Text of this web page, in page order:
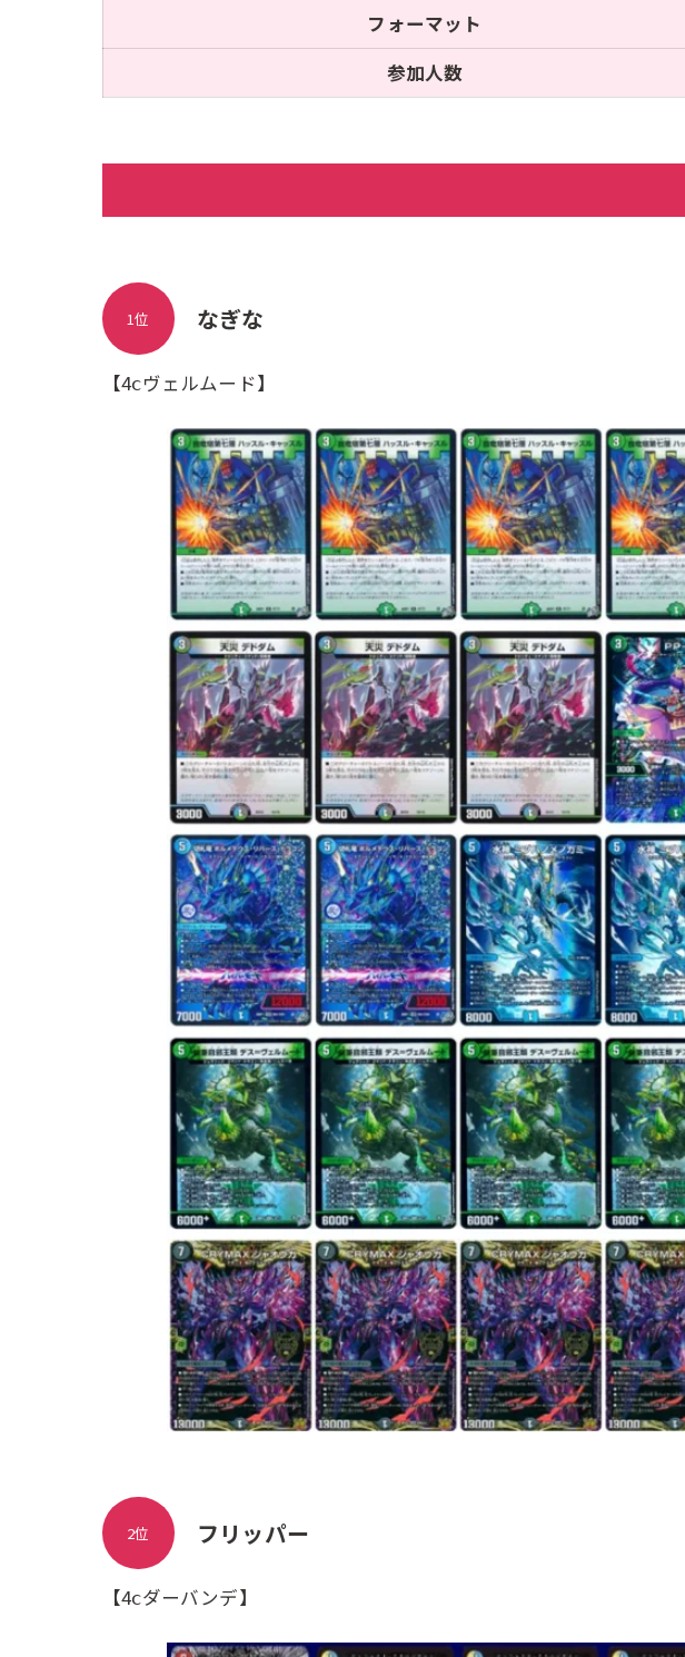
フォーマット
参加人数
なぎな
1位
【4ⅽヴェルムード】
フリッパー
2位
【4ⅽダーバンデ】